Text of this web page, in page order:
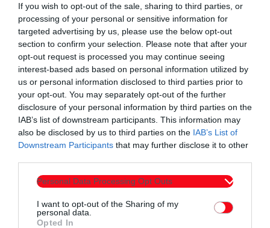
If you wish to opt-out of the sale, sharing to third parties, or
processing of your personal or sensitive information for
targeted advertising by us, please use the below opt-out
section to confirm your selection. Please note that after your
opt-out request is processed you may continue seeing
interest-based ads based on personal information utilized by
us or personal information disclosed to third parties prior to
your opt-out. You may separately opt-out of the further
disclosure of your personal information by third parties on the
IAB’s list of downstream participants. This information may
also be disclosed by us to third parties on the IAB’s List of
Downstream Participants that may further disclose it to other
Personal Data Processing Opt Outs
I want to opt-out of the Sharing of my
personal data.
Opted In